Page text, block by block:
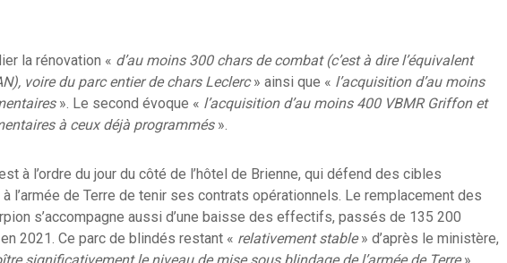
la rénovation « d’au moins 300 chars de combat (c’est à dire l’équivalent
voire du parc entier de chars Leclerc» ainsi que « l’acquisition d’au moins
». Le second évoque « l’acquisition d’au moins 400 VBMR Griffon et
à ceux déjà programmés».
à l’ordre du jour du côté de l’hôtel de Brienne, qui défend des cibles
l’armée de Terre de tenir ses contrats opérationnels. Le remplacement des
s’accompagne aussi d’une baisse des effectifs, passés de 135 200
2021. Ce parc de blindés restant « relativement stable» d’après le ministère,